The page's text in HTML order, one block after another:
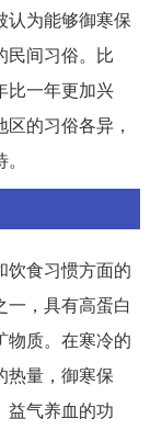
认为能够御寒保
民间习俗。比
比一年更加兴
的习俗各异，
饮食习惯方面的
一，具有高蛋白
物质。在寒冷的
热量，御寒保
益气养血的功